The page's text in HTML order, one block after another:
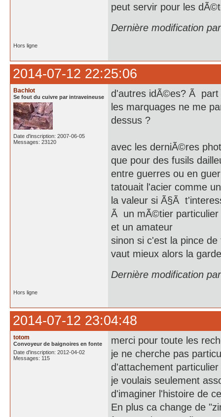
peut servir pour les
Dernière modification
Hors ligne
2014-07-12 22:25:06
Bachlot
Se fout du cuivre par intraveineuse
Date d'inscription: 2007-06-05
Messages: 23120
d'autres idÃ©es? Ã part
les marquages ne me
dessus ?
avec les derniÃ©res
que pour des fusils
entre guerres ou en
tatouait l'acier comme
la valeur si Ã§Ã
Ã un mÃ©tier particulier
et un amateur
sinon si c'est la pince
vaut mieux alors la
Dernière modification
Hors ligne
2014-07-12 23:04:48
totom
Convoyeur de baignoires en fonte
Date d'inscription: 2012-04-02
Messages: 115
merci pour toute les
je ne cherche pas
d'attachement
je voulais seulement
d'imaginer l'histoire de
En plus ca change de